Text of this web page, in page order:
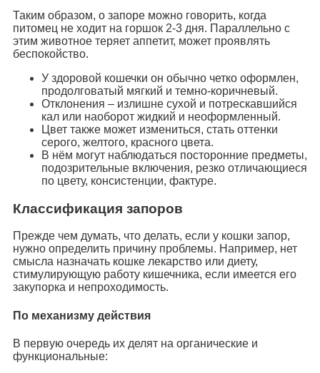
Таким образом, о запоре можно говорить, когда
питомец не ходит на горшок 2-3 дня. Параллельно с
этим животное теряет аппетит, может проявлять
беспокойство.
У здоровой кошечки он обычно четко оформлен,
продолговатый мягкий и темно-коричневый.
Отклонения – излишне сухой и потрескавшийся
кал или наоборот жидкий и неоформленный.
Цвет также может измениться, стать оттенки
серого, желтого, красного цвета.
В нём могут наблюдаться посторонние предметы,
подозрительные включения, резко отличающиеся
по цвету, консистенции, фактуре.
Классификация запоров
Прежде чем думать, что делать, если у кошки запор,
нужно определить причину проблемы. Например, нет
смысла назначать кошке лекарство или диету,
стимулирующую работу кишечника, если имеется его
закупорка и непроходимость.
По механизму действия
В первую очередь их делят на органические и
функциональные: